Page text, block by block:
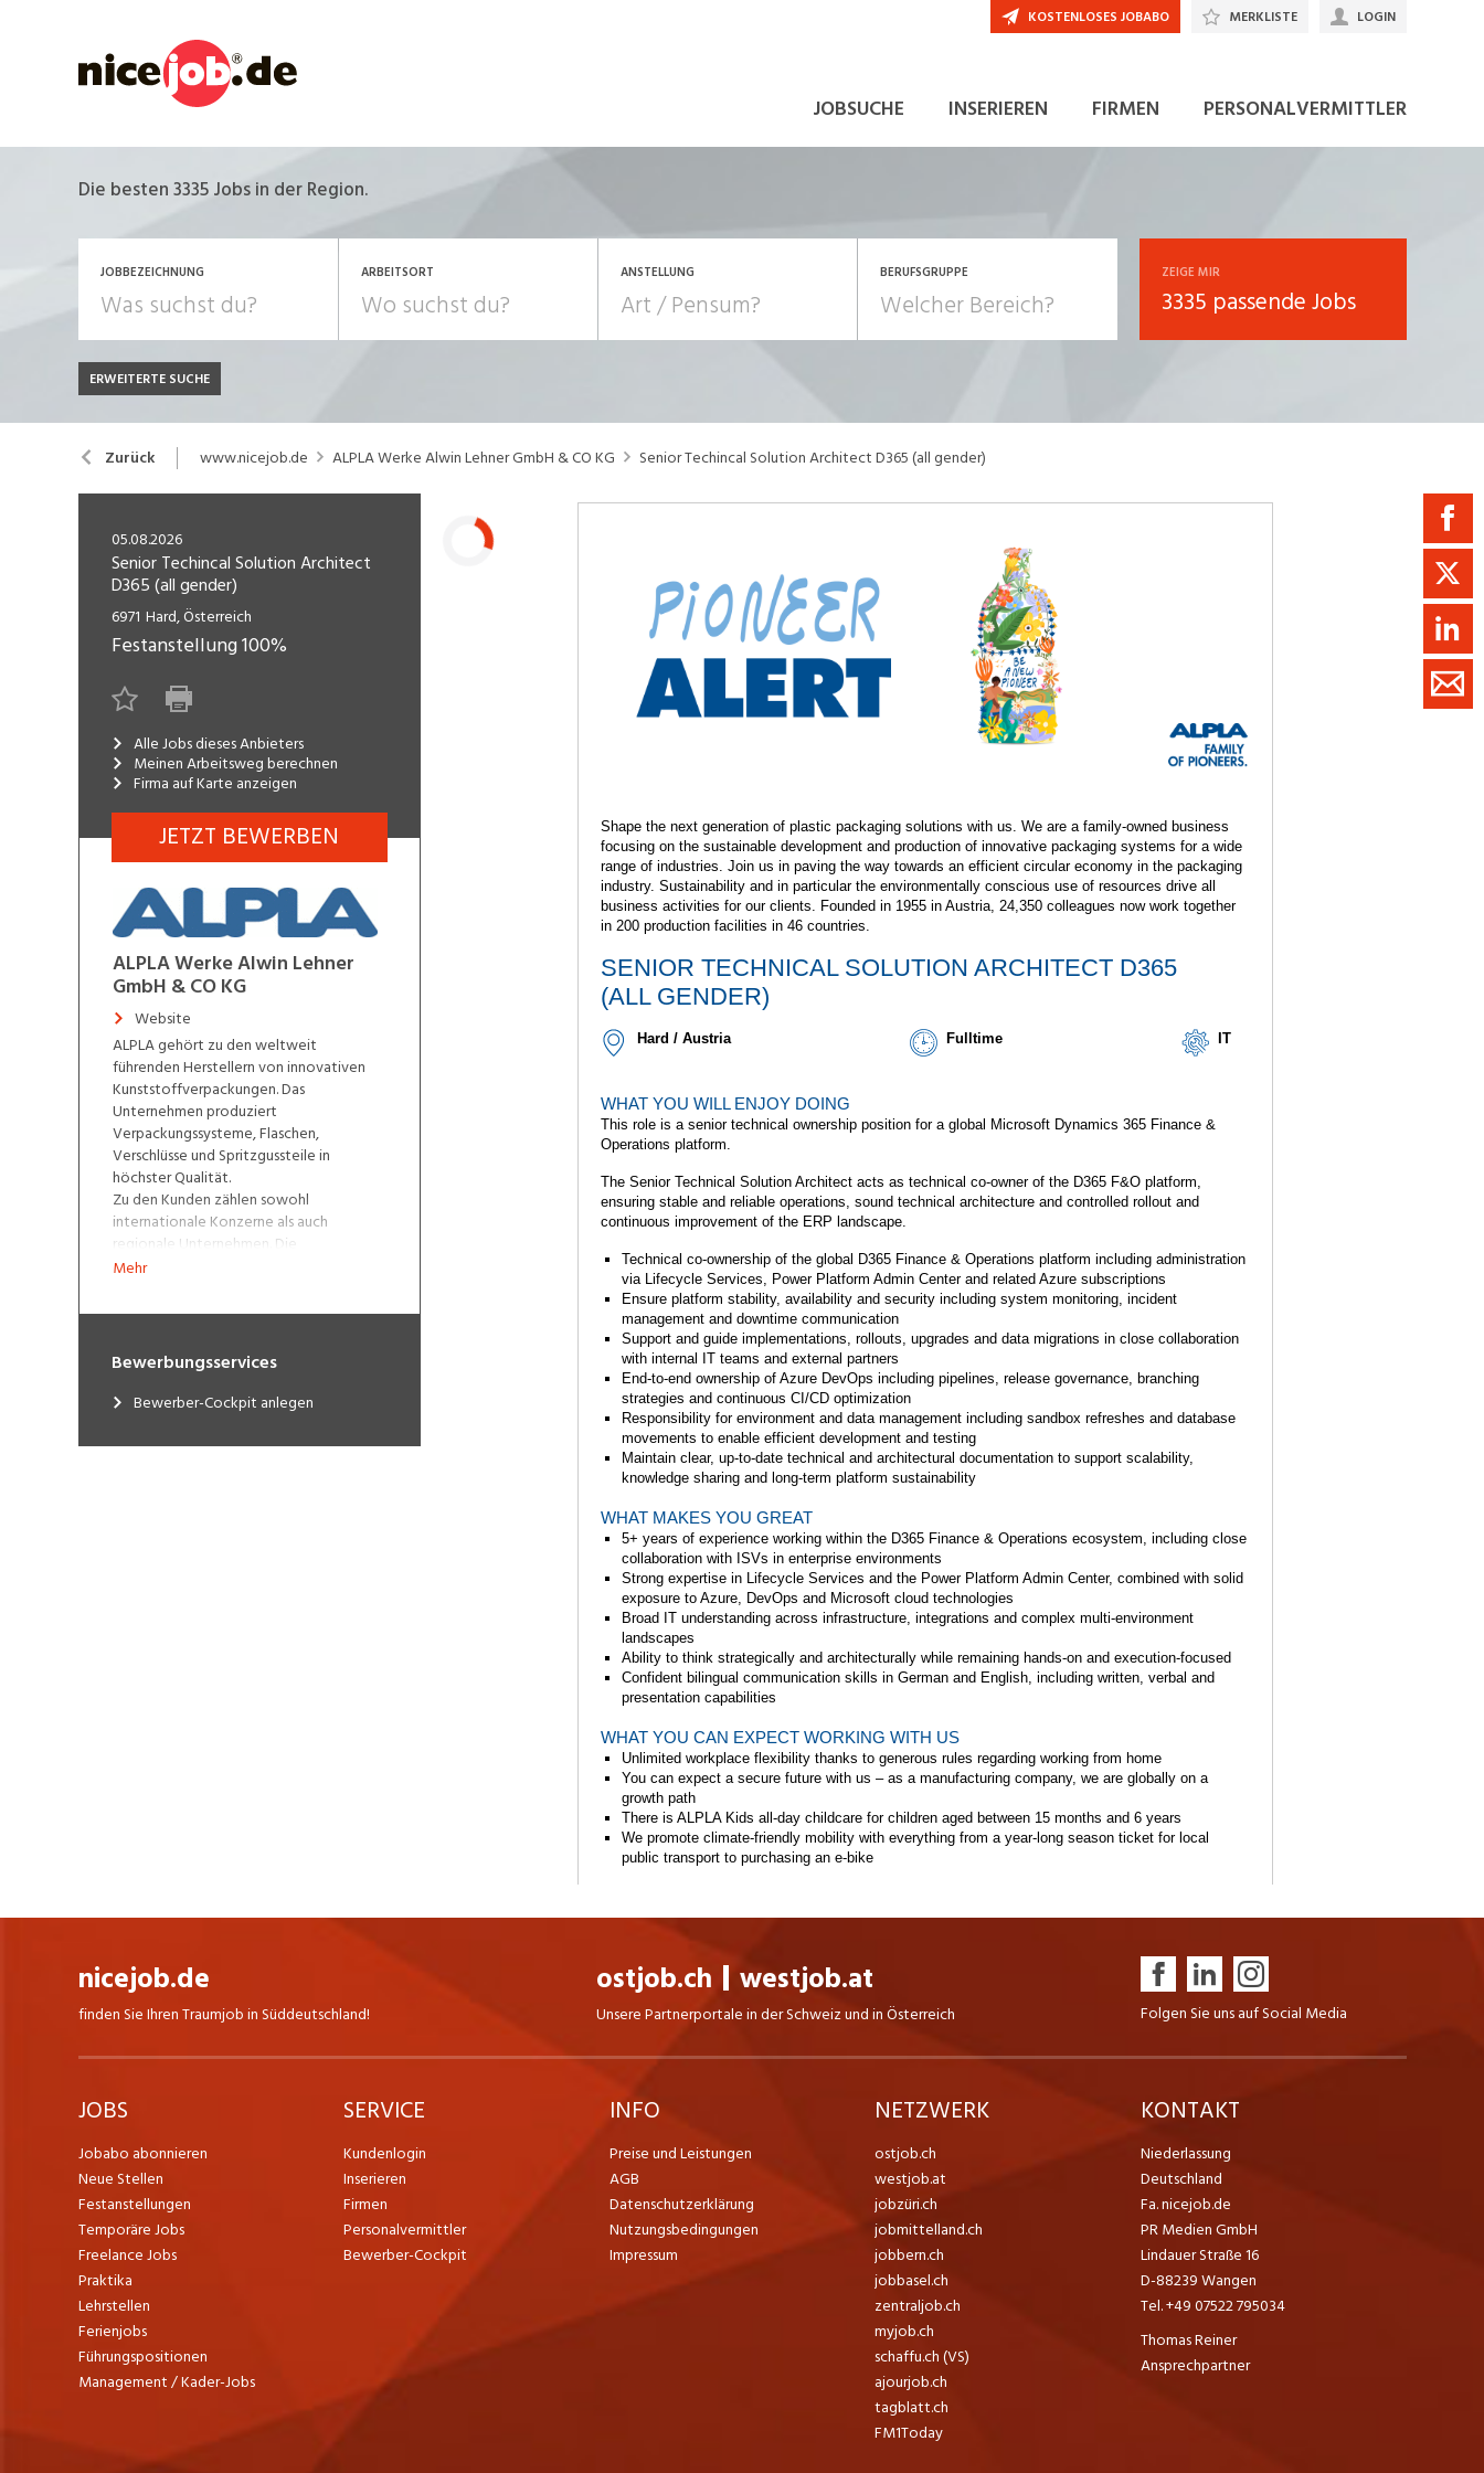
JOBSUCHE INSERIEREN FIRMEN PERSONALVERMITTLER
KOSTENLOSES JOBABO MERKLISTE LOGIN
Die besten 3335 Jobs in der Region.
JOBBEZEICHNUNG ARBEITSORT ANSTELLUNG
JOB-TYP
Festanstellung
Temporär (befristet)
Freelance
Praktikum
Lehrstelle
Führungsposition
Management / Kader
BERUFSGRUPPE
Bank, Versicherung
Chemie, Pharma, Biotechnologie
Consulting, Human Resources Einkauf, Logistik, Transport,
Engineering, Technik, Architektur
Finanzen, Controlling, Treuhand,
Recht
Gastronomie, Hotellerie,
Tourismus, Lebensmittel
Immobilien, Facility Management, Industrie, Maschinenbau,
Anlagenbau, Produktion
Informatik, Telekommunikation
Kaufm. Berufe, Kundendienst,
Körperpflege, Wellness
Marketing, Kommunikation,
Medien, Druck
Mechanik, Elektronik, Optik, Textil Medizin, Gesundheitswesen,
Verkauf, Handel, Kundenberatung,
Aussendienst
ZEIGE MIR
3335 passende Jobs
ERWEITERTE SUCHE
Zurück www.nicejob.de ALPLA Werke Alwin Lehner GmbH & CO KG Senior Techincal Solution Architect D365 (all gender)
JETZT BEWERBEN
05.08.2026
Senior Techincal Solution Architect
D365 (all gender)
6971 Hard, Österreich
Festanstellung100%
Alle Jobs dieses Anbieters
Meinen Arbeitsweg berechnen
Firma auf Karte anzeigen
JETZT BEWERBEN
ALPLA Werke Alwin Lehner
GmbH & CO KG
Website
ALPLA gehört zu den weltweit
führenden Herstellern von innovativen
Kunststoffverpackungen. Das
Unternehmen produziert
Verpackungssysteme, Flaschen,
Verschlüsse und Spritzgussteile in
höchster Qualität.
Zu den Kunden zählen sowohl
internationale Konzerne als auch
regionale Unternehmen. Die
Anwendungsbereiche der Produkte sind
Verpackungslösungen entwickelt der
und Getränke, Kosmetik- und
Pflegeprodukte, Haushaltsreiniger,
Wasch- und Putzmittel, Motoröl und
Produkte.
Mehr
Bewerbungsservices
Bewerber-Cockpit anlegen
nicejob.de
finden Sie Ihren Traumjob in Süddeutschland!
ostjob.ch westjob.at
Unsere Partnerportale in der Schweiz und in Österreich Folgen Sie uns auf Social Media
JOBS
Jobabo abonnieren
Neue Stellen
Festanstellungen
Temporäre Jobs
Freelance Jobs
Praktika
Lehrstellen
Ferienjobs
Führungspositionen
Management / Kader-Jobs
SERVICE
Kundenlogin
Inserieren
Firmen
Personalvermittler
Bewerber-Cockpit
INFO
Preise und Leistungen
AGB
Datenschutzerklärung
Nutzungsbedingungen
Impressum
NETZWERK
ostjob.ch
westjob.at
jobzüri.ch
jobmittelland.ch
jobbern.ch
jobbasel.ch
zentraljob.ch
myjob.ch
schaffu.ch (VS)
ajourjob.ch
tagblatt.ch
FM1Today
KONTAKT
Niederlassung
Deutschland
Fa. nicejob.de
PR Medien GmbH
Lindauer Straße 16
D-88239 Wangen
Tel. +49 07522 795034
Thomas Reiner
Ansprechpartner